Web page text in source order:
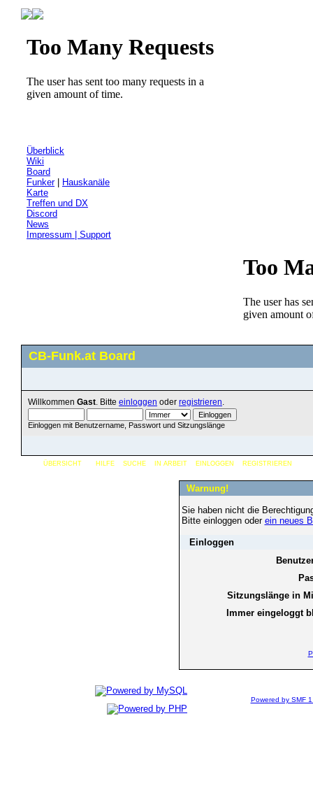
Überblick
Wiki
Board
Funker|
Hauskanäle
Karte
Treffen und DX
Discord
News
Impressum | Support
CB-Funk.at Board
Willkommen Gast . Bitte einloggen oder registrieren
Einloggen mit Benutzername, Passwort und Sitzungslänge
ÜBERSICHT HILFE SUCHE IN ARBEIT EINLOGGEN REGISTRIEREN
Warnung!
Sie haben nicht die
Bitte einloggen oder ein neues
Einloggen
Sitzungslänge in
Immer eingeloggt
Powered by SMF